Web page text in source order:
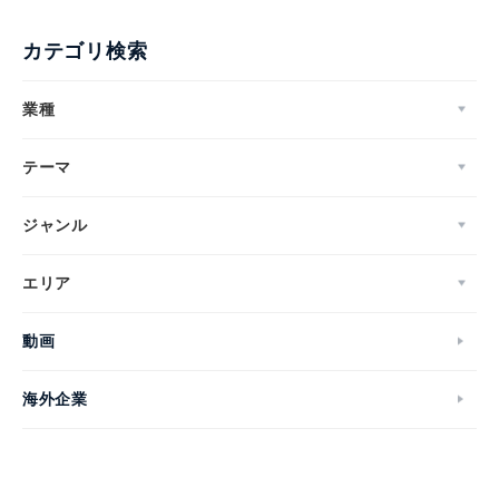
カテゴリ検索
業種
テーマ
ジャンル
エリア
動画
海外企業